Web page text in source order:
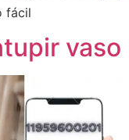
fácil
vaso